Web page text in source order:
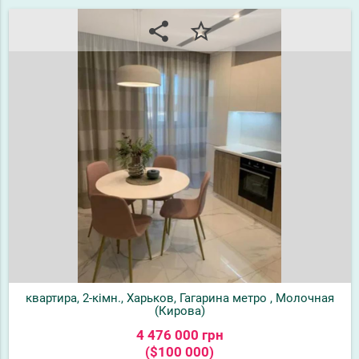
share star_border
квартира, 2-кімн., Харьков, Гагарина метро , Молочная
(Кирова)
4 476 000 грн
($100 000)